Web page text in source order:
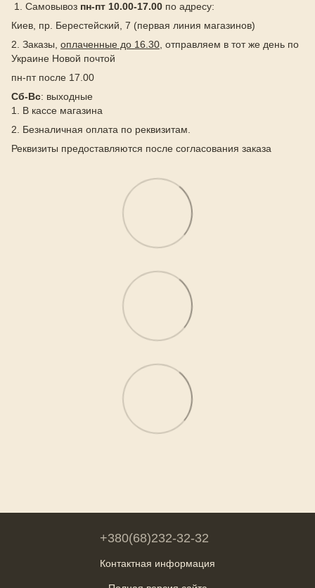
1. Самовывоз пн-пт 10.00-17.00 по адресу:
Киев, пр. Берестейский, 7 (первая линия магазинов)
2. Заказы, оплаченные до 16.30, отправляем в тот же день по
Украине Новой почтой
пн-пт после 17.00
Сб-Вс: выходные
1. В кассе магазина
2. Безналичная оплата по реквизитам.
Реквизиты предоставляются после согласования заказа
+380(68)232-32-32
Контактная информация